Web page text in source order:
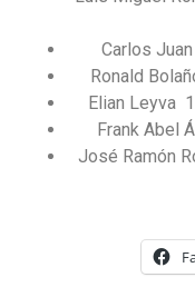
Carlos
Ronald
Elian Leyva
Frank Abel
José Ramón